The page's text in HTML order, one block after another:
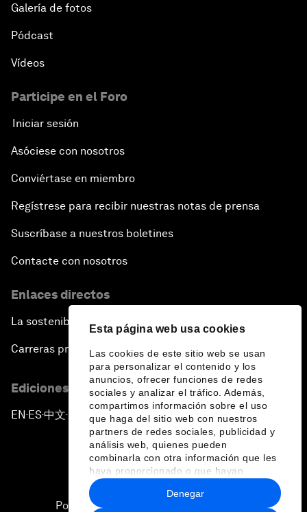
Esta página web usa cookies
Las cookies de este sitio web se usan
para personalizar el contenido y los
anuncios, ofrecer funciones de redes
sociales y analizar el tráfico. Además,
compartimos información sobre el uso
que haga del sitio web con nuestros
partners de redes sociales, publicidad y
análisis web, quienes pueden
combinarla con otra información que les
haya proporcionado o que hayan
recopilado a partir del uso que haya
hecho de sus servicios.
Denegar
Galería de fotos
Pódcast
Vídeos
Participe en el Foro
Iniciar sesión
Asóciese con nosotros
Conviértase en miembro
Regístrese para recibir nuestras notas de prensa
Suscríbase a nuestros boletines
Contacte con nosotros
Enlaces directos
La sostenibilidad en el Foro
Carreras profesionales
Ediciones en otros idiomas
EN ▪ES▪中文▪ 日本語
Política de privacidad y normas de uso